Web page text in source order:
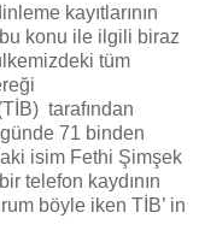
kayıtlarının
bu konu ile ilgili biraz
tüm
tarafından
71 binden
isim Fethi Şimşek
telefon kaydının
böyle iken TİB’ in